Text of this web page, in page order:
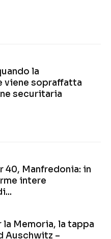
la
viene sopraffatta
securitaria
40, Manfredonia: in
intere
la Memoria, la tappa
Auschwitz –